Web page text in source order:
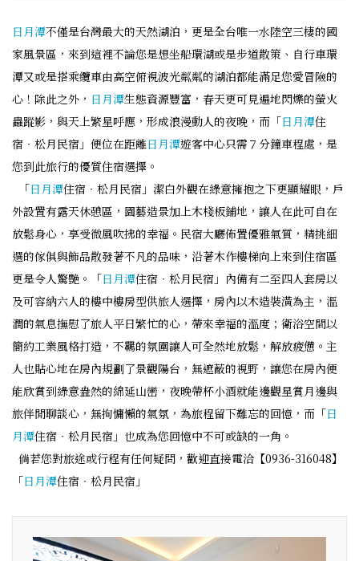
日月潭不僅是台灣最大的天然湖泊，更是全台唯一水陸空三棲的國
家風景區，來到這裡不論您是想坐船環湖或是步道散策、自行車環
潭又或是搭乘纜車由高空俯視波光粼粼的湖泊都能滿足您愛冒險的
心！除此之外， 日月潭生態資源豐富，春天更可見遍地閃爍的螢火
蟲蹤影，與天上繁星呼應，形成浪漫動人的夜晚，而「日月潭住
宿‧松月民宿」便位在距離日月潭遊客中心只需７分鐘車程處，是
您到此旅行的優質住宿選擇。
「日月潭住宿‧松月民宿」潔白外觀在綠意擁抱之下更顯耀眼，戶
外設置有露天休憩區，園藝造景加上木棧板鋪地，讓人在此可自在
放鬆身心，享受微風吹拂的幸福。民宿大廳佈置優雅氣質，精挑細
選的傢俱與飾品散發著不凡的品味，沿著木作樓梯向上來到住宿區
更是令人驚艷。「日月潭住宿‧松月民宿」內備有二至四人套房以
及可容納六人的樓中樓房型供旅人選擇，房內以木造裝潢為主，溫
潤的氣息撫慰了旅人平日繁忙的心，帶來幸福的溫度；衛浴空間以
簡約工業風格打造，不羈的氛圍讓人可全然地放鬆，解放疲憊。主
人也貼心地在房內規劃了景觀陽台，無遮蔽的視野，讓您在房內便
能欣賞到綠意盎然的綿延山巒，夜晚帶杯小酒就能邊觀星賞月邊與
旅伴閒聊談心，無拘慵懶的氣氛，為旅程留下難忘的回憶，而「日
月潭住宿‧松月民宿」也成為您回憶中不可或缺的一角。
倘若您對旅途或行程有任何疑問，歡迎直接電洽【0936-316048】
「日月潭住宿‧松月民宿」